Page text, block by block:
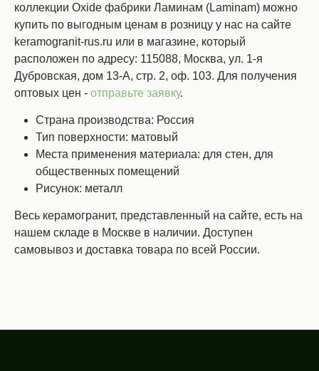
коллекции Oxide фабрики Ламинам (Laminam) можно
купить по выгодным ценам в розницу у нас на сайте
keramogranit-rus.ru или в магазине, который
расположен по адресу: 115088, Москва, ул. 1-я
Дубровская, дом 13-А, стр. 2, оф. 103. Для получения
оптовых цен - отправьте заявку.
Страна производства: Россия
Тип поверхности: матовый
Места применения материала: для стен, для
общественных помещений
Рисунок: металл
Весь керамогранит, представленный на сайте, есть на
нашем складе в Москве в наличии. Доступен
самовывоз и доставка товара по всей России.